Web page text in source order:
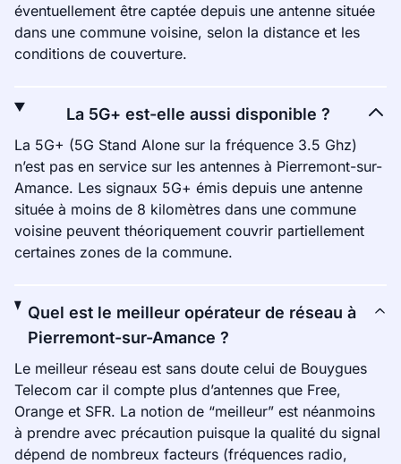
éventuellement être captée depuis une antenne située
dans une commune voisine, selon la distance et les
conditions de couverture.
La 5G+ est-elle aussi disponible ?
La 5G+ (5G Stand Alone sur la fréquence 3.5 Ghz)
n’est pas en service sur les antennes à Pierremont-sur-
Amance. Les signaux 5G+ émis depuis une antenne
située à moins de 8 kilomètres dans une commune
voisine peuvent théoriquement couvrir partiellement
certaines zones de la commune.
Quel est le meilleur opérateur de réseau à
Pierremont-sur-Amance ?
Le meilleur réseau est sans doute celui de Bouygues
Telecom car il compte plus d’antennes que Free,
Orange et SFR. La notion de “meilleur” est néanmoins
à prendre avec précaution puisque la qualité du signal
dépend de nombreux facteurs (fréquences radio,